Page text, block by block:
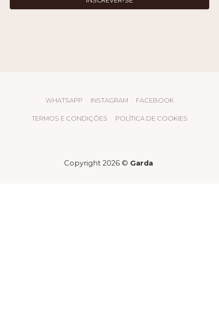
WHATSAPP INSTAGRAM FACEBOOK
TERMOS E CONDIÇÕES POLÍTICA DE COOKIES
Copyright 2026 © Garda